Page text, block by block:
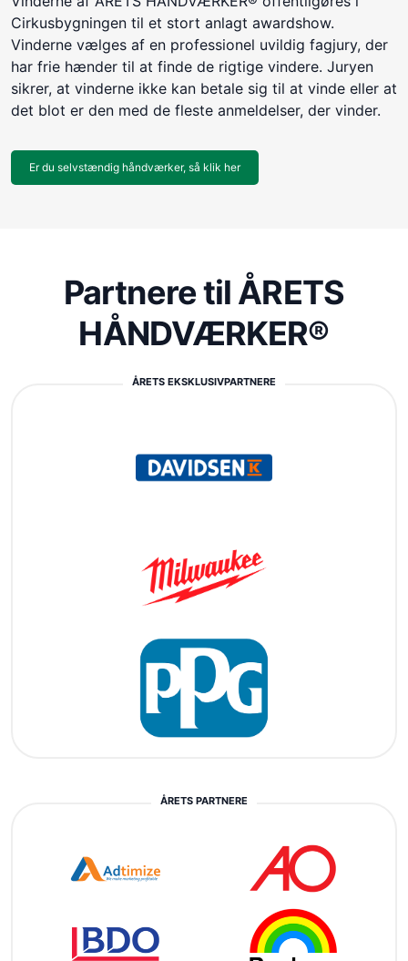
Cirkusbygningen til et stort anlagt awardshow.
Vinderne vælges af en professionel uvildig fagjury, der
har frie hænder til at finde de rigtige vindere. Juryen
sikrer, at vinderne ikke kan betale sig til at vinde eller at
det blot er den med de fleste anmeldelser, der vinder.
Er du selvstændig håndværker, så klik her
Partnere til ÅRETS
HÅNDVÆRKER®
ÅRETS EKSKLUSIVPARTNERE
ÅRETS PARTNERE